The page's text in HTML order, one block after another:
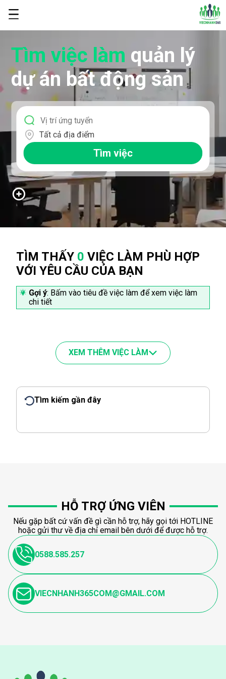
Tìm việc làm quản lý
dự án bất động sản
Tất cả địa điểm
Tìm việc
TÌM THẤY 0 VIỆC LÀM PHÙ HỢP
VỚI YÊU CẦU CỦA BẠN
Gợi ý: Bấm vào tiêu đề việc làm để xem việc làm
chi tiết
XEM THÊM VIỆC LÀM
Tìm kiếm gần đây
HỖ TRỢ ỨNG VIÊN
Nếu gặp bất cứ vấn đề gì cần hỗ trợ, hãy gọi tới HOTLINE
hoặc gửi thư về địa chỉ email bên dưới để được hỗ trợ.
0588.585.257
VIECNHANH365COM@GMAIL.COM